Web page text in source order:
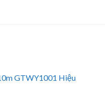
GTWY1001 Hiệu